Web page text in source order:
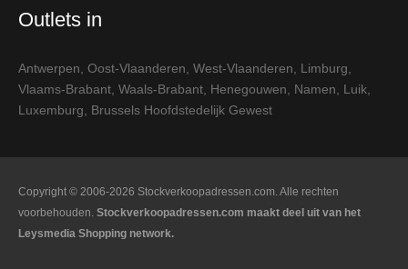
Outlets in
Antwerpen Oost-Vlaanderen West-Vlaanderen Limburg
Vlaams-Brabant Waals-Brabant Henegouwen Namen Luik
Luxemburg
Brussels Hoofdstedelijk Gewest
Copyright © 2006-2026 Stockverkoopadressen.com. Alle rechten
voorbehouden. Stockverkoopadressen.com maakt deel uit van het
Leysmedia Shopping network.